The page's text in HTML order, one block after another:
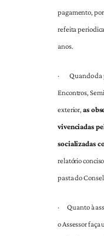
pagamento,
refeita
anos.
·
Quando da
Encontros,
exterior,as
vivenciadas
socializadas
relatório
pasta do
· Quanto à
o Assessor